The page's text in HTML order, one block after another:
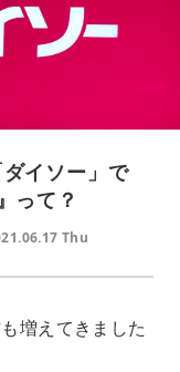
イソー」で
って？
Thu
増えてきました